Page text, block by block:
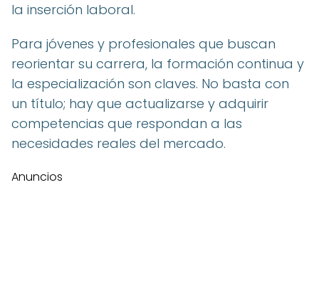
la inserción laboral.
Para jóvenes y profesionales que buscan
reorientar su carrera, la formación continua y
la especialización son claves. No basta con
un título; hay que actualizarse y adquirir
competencias que respondan a las
necesidades reales del mercado.
Anuncios